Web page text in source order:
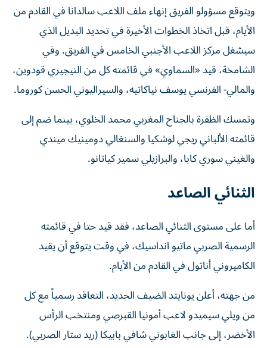
ويتوقع مسؤولو الفريق إنهاء ملف اللاعب سالدانا في القادم من
الأيام، قبل اتخاذ الخطوات الأخيرة في تحديد البديل الذي
سيشغل مركز اللاعب الأجنبي الخامس في الفريق. وفي
الشامخة، قيد «السماوي» في قائمته كل من النيجيري قودوين،
والمالي- الفرنسي يوسف نياكاتيه، والسيراليوني الحسن كوروما.
وتمسك الظفرة بالجناح المغربي محمد الخلوي، بينما ضم إلى
قائمته الألباني ريجي لوشكيا والسنغالي دومينيك ميندي
والغيني سوري كابا، والبرازيلي سمير كياتانو.
الثنائي الصاعد
أما على مستوى الثنائي الصاعد، فقد قيد حتا في قائمته
الرسمية الصربي ماتيو انداسيك، في وقت يتوقع أن يقيد
الكاميروني أناتول في القادم من الأيام.
من جهته، أعلن يونايتد الضيف الجديد، التعاقد رسمياً مع كل
من ويلي سيميدو لاعب أمونيا القبرصي ومنتخب الرأس
الأخضر، إلى جانب الغابوني شافي بابيكا (ريد ستار الصربي).